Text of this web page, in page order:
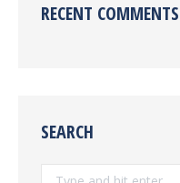
RECENT COMMENTS
SEARCH
Search: